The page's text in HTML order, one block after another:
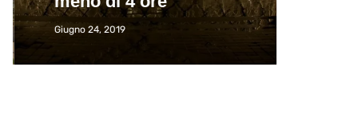
Giugno 24, 2019